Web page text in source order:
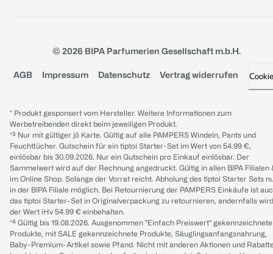
© 2026 BIPA Parfumerien Gesellschaft m.b.H.
AGB Impressum Datenschutz Vertrag widerrufen
* Produkt gesponsert vom Hersteller. Weitere Informationen zum
Werbetreibenden direkt beim jeweiligen Produkt.
*³ Nur mit gültiger jö Karte. Gültig auf alle PAMPERS Windeln, Pants und
Feuchttücher. Gutschein für ein tiptoi Starter-Set im Wert von 54.99 €,
einlösbar bis 30.09.2026. Nur ein Gutschein pro Einkauf einlösbar. Der
Sammelwert wird auf der Rechnung angedruckt. Gültig in allen BIPA Filialen
im Online Shop. Solange der Vorrat reicht. Abholung des tiptoi Starter Sets
in der BIPA Filiale möglich. Bei Retournierung der PAMPERS Einkäufe ist
das tiptoi Starter-Set in Originalverpackung zu retournieren, andernfalls wird
der Wert iHv 54.99 € einbehalten.
*⁴ Gültig bis 19.08.2026. Ausgenommen "Einfach Preiswert" gekennzeichnete
Produkte, mit SALE gekennzeichnete Produkte, Säuglingsanfangsnahrung,
Baby-Premium-Artikel sowie Pfand. Nicht mit anderen Aktionen und